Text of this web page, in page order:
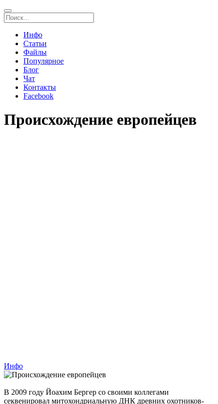
Инфо
Статьи
Файлы
Популярное
Блог
Чат
Контакты
Facebook
Происхождение европейцев
Инфо
В 2009 году Йоахим Бергер со своими коллегами
секвенировал митохондриальную ДНК древних охотников-